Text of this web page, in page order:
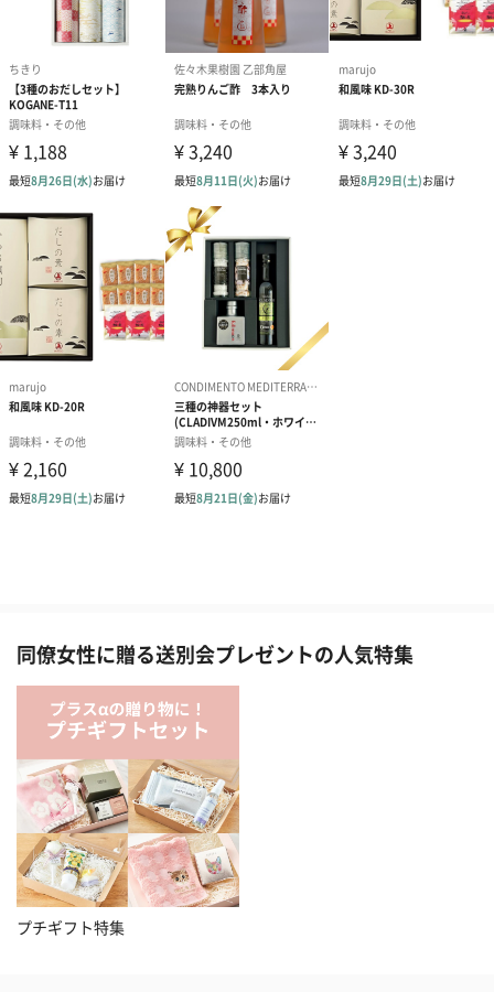
同僚女性に贈る送別会プレゼントの人気特集
プチギフト特集